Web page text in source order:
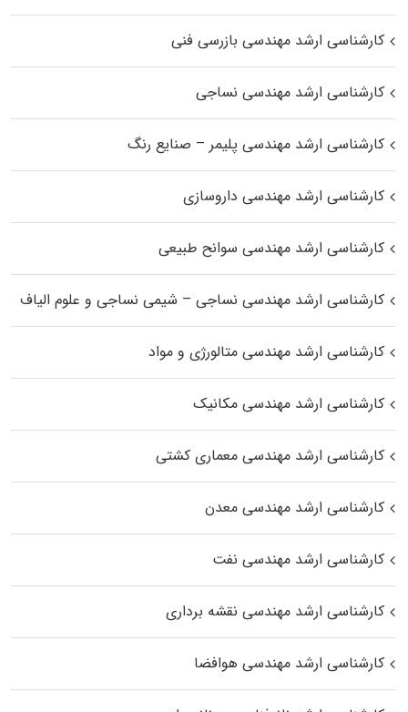
کارشناسی ارشد مهندسی بازرسی فنی
کارشناسی ارشد مهندسی نساجی
کارشناسی ارشد مهندسی پلیمر – صنایع رنگ
کارشناسی ارشد مهندسی داروسازی
کارشناسی ارشد مهندسی سوانح طبیعی
کارشناسی ارشد مهندسی نساجی – شیمی نساجی و علوم الیاف
کارشناسی ارشد مهندسی متالورژی و مواد
کارشناسی ارشد مهندسی مکانیک
کارشناسی ارشد مهندسی معماری کشتی
کارشناسی ارشد مهندسی معدن
کارشناسی ارشد مهندسی نفت
کارشناسی ارشد مهندسی نقشه برداری
کارشناسی ارشد مهندسی هوافضا